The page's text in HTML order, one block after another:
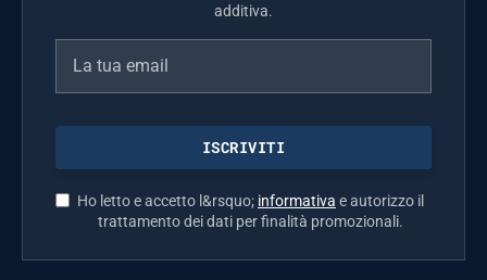
additiva.
Ho letto e accetto l&rsquo; informativa e autorizzo il
trattamento dei dati per finalità promozionali.